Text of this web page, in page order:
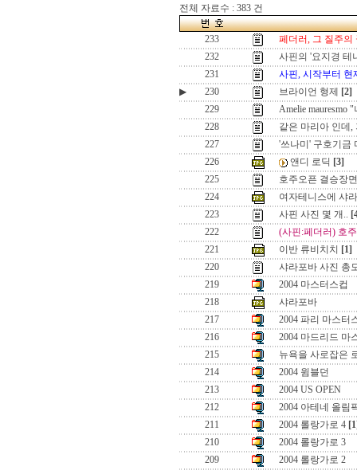
전체 자료수 : 383 건
233
페더러, 그 질주의
232
사핀의 '요지경 테
231
사핀, 시작부터 현
▶
230 브라이언 형제
[2]
229
Amelie mauresmo
228
같은 마리아 인데
227
'쓰나미' 구호기금
226
앤디 로딕 [3]
225
호주오픈 결승장면
224
여자테니스에 샤
223
사핀 사진 몇 개..
222
(사핀:페더러) 호
221
이반 류비치치
[1]
220
샤라포바 사진 총
219
2004 마스터스컵
218
샤라포바
217
2004 파리 마스터
216
2004 마드리드 마
215
뉴욕을 사로잡은
214
2004 윔블던
213
2004 US OPEN
212
2004 아테네 올림
211
2004 롤랑가로 4
210
2004 롤랑가로 3
209
2004 롤랑가로 2